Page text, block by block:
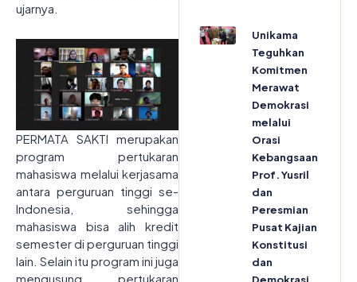
ujarnya.
PERMATA SAKTI merupakan
program pertukaran
mahasiswa melalui kerjasama
antara perguruan tinggi se-
Indonesia, sehingga
mahasiswa bisa alih kredit
semester di perguruan tinggi
lain. Selain itu program ini juga
mengusung pertukaran
Unikama
Teguhkan
Komitmen
Merawat
Demokrasi
melalui
Orasi
Kebangsaan
Prof. Yusril
dan
Peresmian
Pusat Kajian
Konstitusi
dan